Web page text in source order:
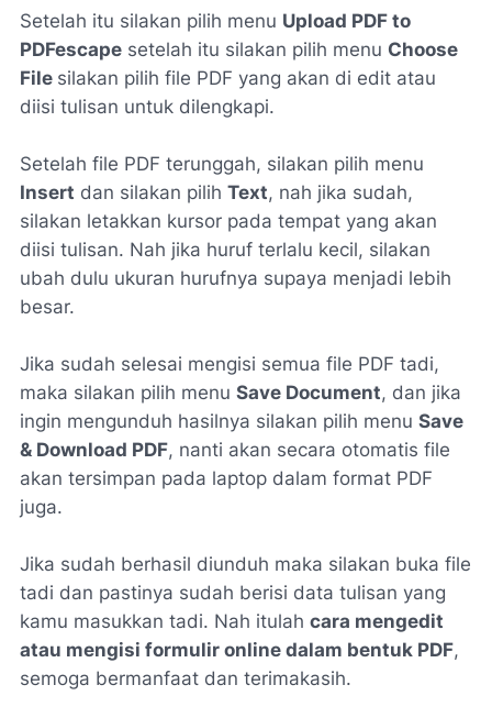
Setelah itu silakan pilih menu Upload PDF to
PDFescape setelah itu silakan pilih menu Choose
File silakan pilih file PDF yang akan di edit atau
diisi tulisan untuk dilengkapi.
Setelah file PDF terunggah, silakan pilih menu
Insert dan silakan pilih Text, nah jika sudah,
silakan letakkan kursor pada tempat yang akan
diisi tulisan. Nah jika huruf terlalu kecil, silakan
ubah dulu ukuran hurufnya supaya menjadi lebih
besar.
Jika sudah selesai mengisi semua file PDF tadi,
maka silakan pilih menu Save Document, dan jika
ingin mengunduh hasilnya silakan pilih menu Save
& Download PDF, nanti akan secara otomatis file
akan tersimpan pada laptop dalam format PDF
juga.
Jika sudah berhasil diunduh maka silakan buka file
tadi dan pastinya sudah berisi data tulisan yang
kamu masukkan tadi. Nah itulah cara mengedit
atau mengisi formulir online dalam bentuk PDF,
semoga bermanfaat dan terimakasih.